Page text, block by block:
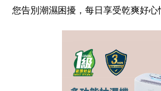
您告別潮濕困擾，每日享受乾爽好心